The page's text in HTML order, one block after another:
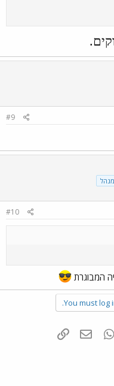
#9
מנהל
#10
המבוגרת
You must log
WhatsAppדואר אלקטרוני